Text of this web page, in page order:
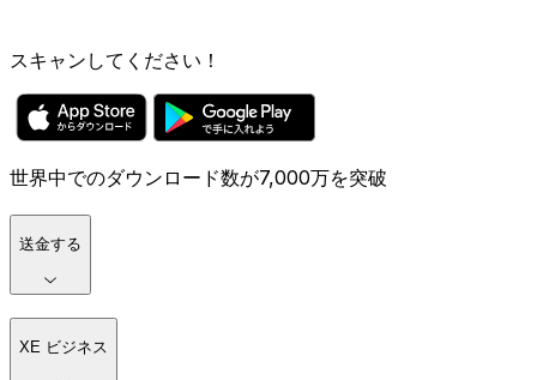
スキャンしてください！
世界中でのダウンロード数が7,000万を突破
送金する
XE ビジネス